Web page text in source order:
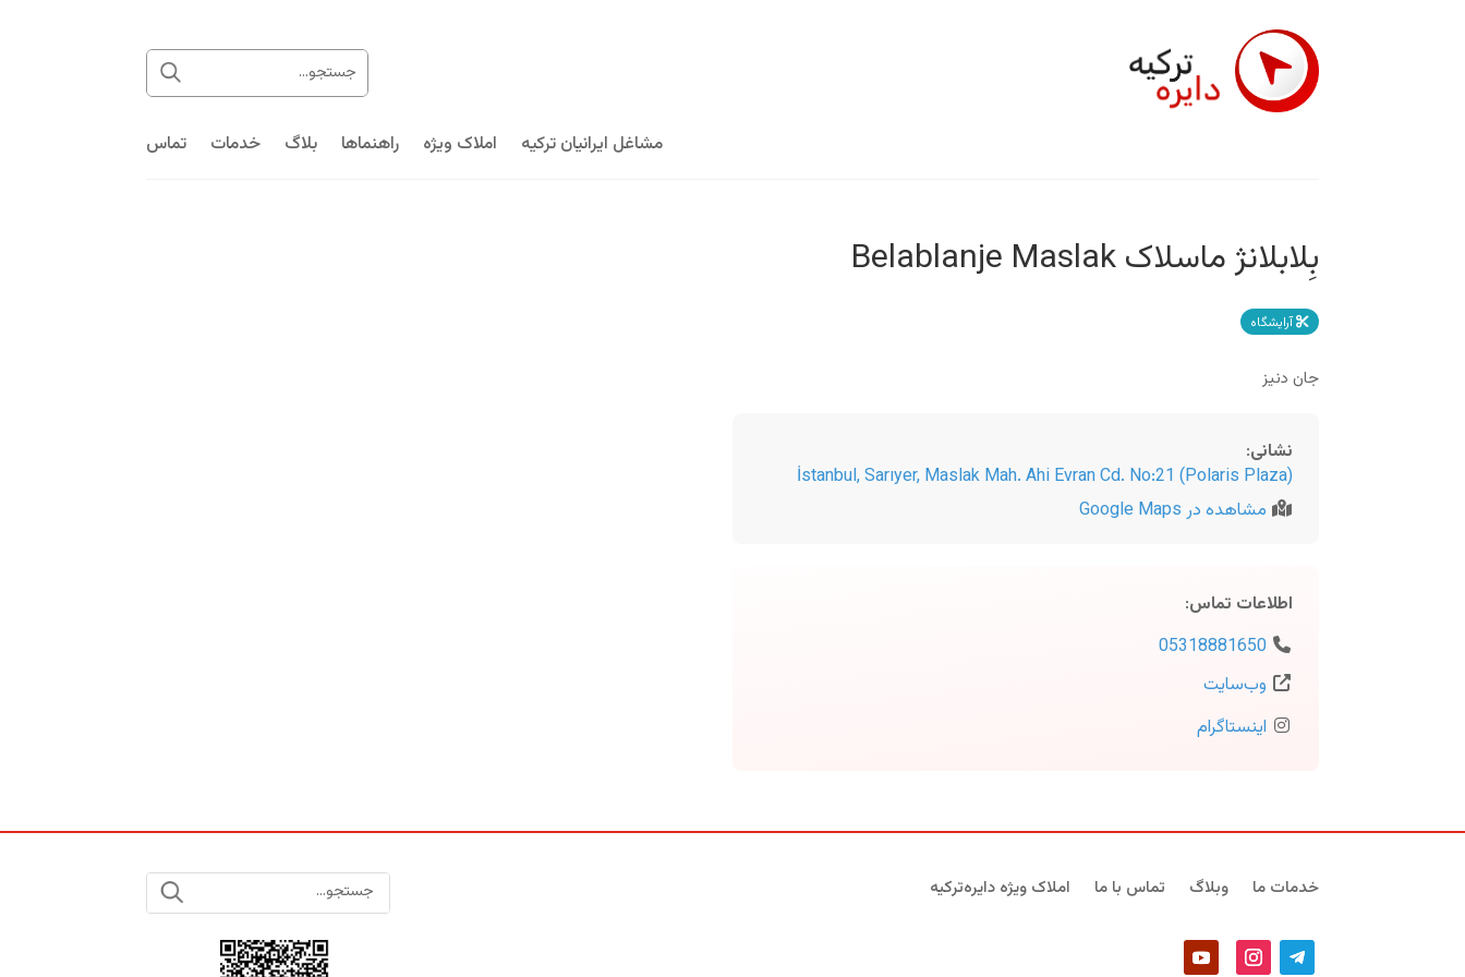
مشاغل ایرانیان ترکیه املاک ویژه راهنماها بلاگ خدمات تماس
بِلابلانژ ماسلاک Belablanje Maslak
آرایشگاه
جان دنیز
نشانی:
İstanbul,Sarıyer, Maslak Mah. Ahi Evran Cd. No:21 (Polaris Plaza)
مشاهده در Google Maps
اطلاعات تماس:
05318881650
وب‌سایت
اینستاگرام
خدمات ما وبلاگ تماس با ما املاک ویژه دایره‌ترکیه